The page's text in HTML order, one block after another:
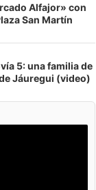
Alfajor» con
San Martín
5: una familia de
Jáuregui (video)